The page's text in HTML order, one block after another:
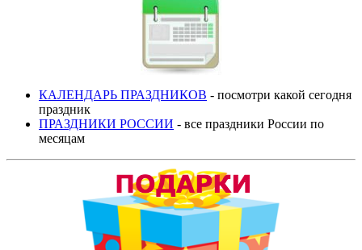
КАЛЕНДАРЬ ПРАЗДНИКОВ - посмотри какой сегодня
праздник
ПРАЗДНИКИ РОССИИ - все праздники России по
месяцам